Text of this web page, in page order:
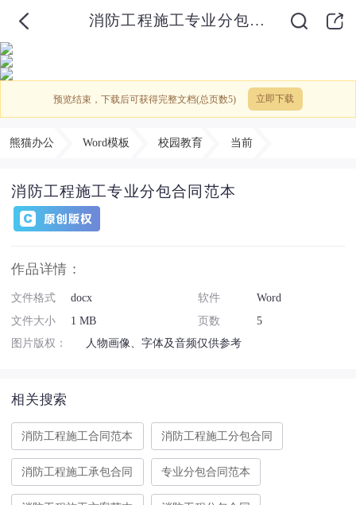
消防工程施工专业分包合同范本
预览结束，下载后可获得完整文档(总页数5) 立即下载
熊猫办公 Word模板 校园教育 当前
消防工程施工专业分包合同范本
作品详情：
文件格式 docx 软件
Word
文件大小
1 MB 页数
5
图片版权：
人物画像、字体及音频仅供参考
相关搜索
消防工程施工合同范本 消防工程施工分包合同
消防工程施工承包合同 专业分包合同范本